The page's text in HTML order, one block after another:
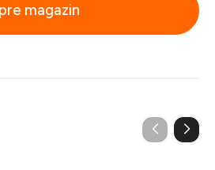
magazin